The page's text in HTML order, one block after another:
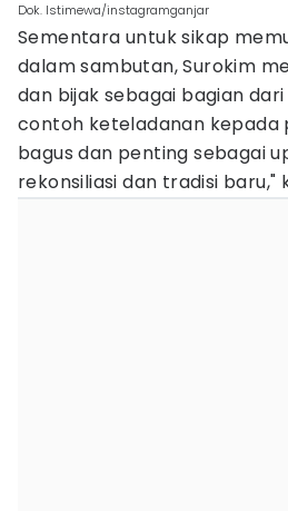
Dok. Istimewa/instagramganjar
Sementara untuk sikap
dalam sambutan, Surokim
dan bijak sebagai bagian
contoh keteladanan kepada
bagus dan penting sebagai
rekonsiliasi dan tradisi baru,"